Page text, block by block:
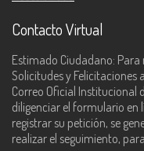
Contacto Virtual
Estimado Ciudadano: Para
Solicitudes y
Correo Oficial Institucional
diligenciar el formulario en
registrar su petición, se
realizar el seguimiento,